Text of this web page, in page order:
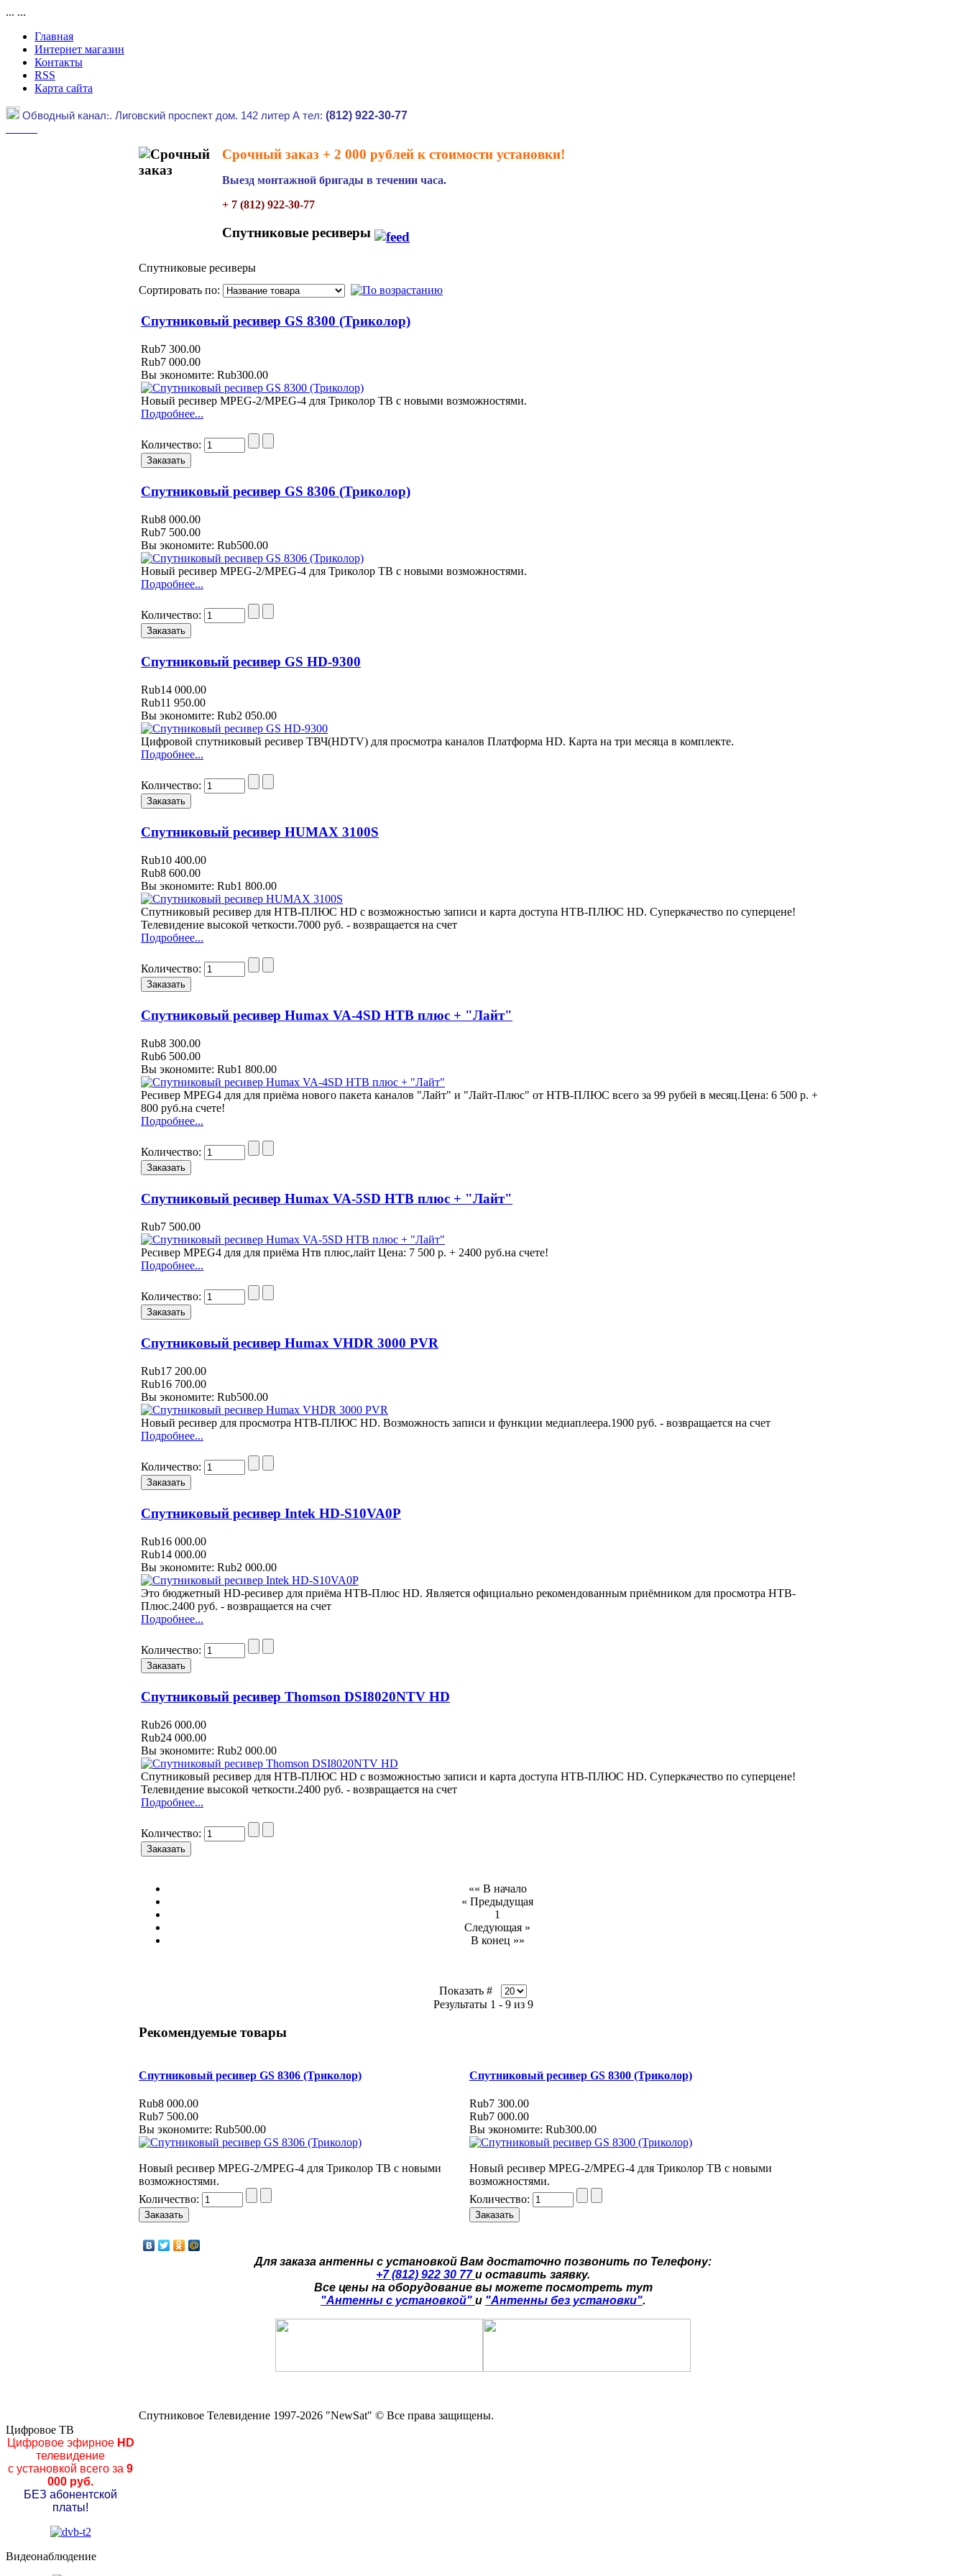
... ...
Главная
Интернет магазин
Контакты
RSS
Карта сайта
Обводный канал:. Лиговский проспект дом. 142 литер А тел: (812) 922-30-77
Срочный заказ + 2 000 рублей к стоимости установки!
Выезд монтажной бригады в течении часа.
+ 7 (812) 922-30-77
Спутниковые ресиверы
Спутниковые ресиверы
Сортировать по:
Спутниковый ресивер GS 8300 (Триколор)
Rub7 300.00
Rub7 000.00
Вы экономите: Rub300.00
Новый ресивер MPEG-2/MPEG-4 для Триколор ТВ с новыми возможностями.
Подробнее...
Количество:
Спутниковый ресивер GS 8306 (Триколор)
Rub8 000.00
Rub7 500.00
Вы экономите: Rub500.00
Новый ресивер MPEG-2/MPEG-4 для Триколор ТВ с новыми возможностями.
Подробнее...
Количество:
Спутниковый ресивер GS HD-9300
Rub14 000.00
Rub11 950.00
Вы экономите: Rub2 050.00
Цифровой спутниковый ресивер ТВЧ(HDTV) для просмотра каналов Платформа HD. Карта на три месяца в комплекте.
Подробнее...
Количество:
Спутниковый ресивер HUMAX 3100S
Rub10 400.00
Rub8 600.00
Вы экономите: Rub1 800.00
Спутниковый ресивер для НТВ-ПЛЮС HD с возможностью записи и карта доступа НТВ-ПЛЮС HD. Суперкачество по суперцене!
Телевидение высокой четкости.7000 руб. - возвращается на счет
Подробнее...
Количество:
Спутниковый ресивер Humax VA-4SD НТВ плюс + "Лайт"
Rub8 300.00
Rub6 500.00
Вы экономите: Rub1 800.00
Ресивер MPEG4 для для приёма нового пакета каналов "Лайт" и "Лайт-Плюс" от НТВ-ПЛЮС всего за 99 рубей в месяц.Цена: 6 500 р. +
800 руб.на счете!
Подробнее...
Количество:
Спутниковый ресивер Humax VA-5SD НТВ плюс + "Лайт"
Rub7 500.00
Ресивер MPEG4 для для приёма Нтв плюс,лайт Цена: 7 500 р. + 2400 руб.на счете!
Подробнее...
Количество:
Спутниковый ресивер Humax VHDR 3000 PVR
Rub17 200.00
Rub16 700.00
Вы экономите: Rub500.00
Новый ресивер для просмотра HTB-ПЛЮС HD. Возможность записи и функции медиаплеера.1900 руб. - возвращается на счет
Подробнее...
Количество:
Спутниковый ресивер Intek HD-S10VA0P
Rub16 000.00
Rub14 000.00
Вы экономите: Rub2 000.00
Это бюджетный HD-ресивер для приёма НТВ-Плюс HD. Является официально рекомендованным приёмником для просмотра НТВ-
Плюс.2400 руб. - возвращается на счет
Подробнее...
Количество:
Спутниковый ресивер Thomson DSI8020NTV HD
Rub26 000.00
Rub24 000.00
Вы экономите: Rub2 000.00
Спутниковый ресивер для НТВ-ПЛЮС HD с возможностью записи и карта доступа НТВ-ПЛЮС HD. Суперкачество по суперцене!
Телевидение высокой четкости.2400 руб. - возвращается на счет
Подробнее...
Количество:
«« В начало
« Предыдущая
1
Следующая »
В конец »»
Показать #
Результаты 1 - 9 из 9
Рекомендуемые товары
Спутниковый ресивер GS 8306 (Триколор)
Rub8 000.00
Rub7 500.00
Вы экономите: Rub500.00
Новый ресивер MPEG-2/MPEG-4 для Триколор ТВ с новыми
возможностями.
Количество:
Спутниковый ресивер GS 8300 (Триколор)
Rub7 300.00
Rub7 000.00
Вы экономите: Rub300.00
Новый ресивер MPEG-2/MPEG-4 для Триколор ТВ с новыми
возможностями.
Количество:
Для заказа антенны с установкой Вам достаточно позвонить по Телефону:
+7 (812) 922 30 77 и оставить заявку.
Все цены на оборудование вы можете посмотреть тут
"Антенны с установкой" и "Антенны без установки".
Спутниковое Телевидение 1997-2026 "NewSat" © Все права защищены.
Цифровое ТВ
Цифровое эфирноеHD
телевидение
с установкой всего за 9
000 руб.
БЕЗ абонентской
платы!
Видеонаблюдение